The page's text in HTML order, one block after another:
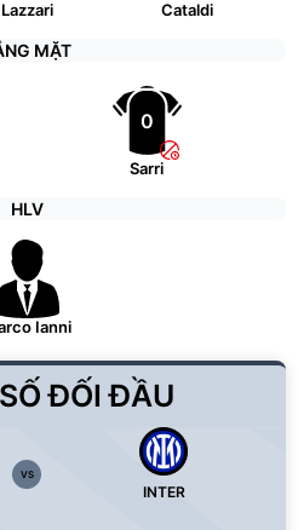
Lazzari Cataldi
MẶT
0
Sarri
HLV
Ianni
ĐỐI ĐẦU
VS
INTER